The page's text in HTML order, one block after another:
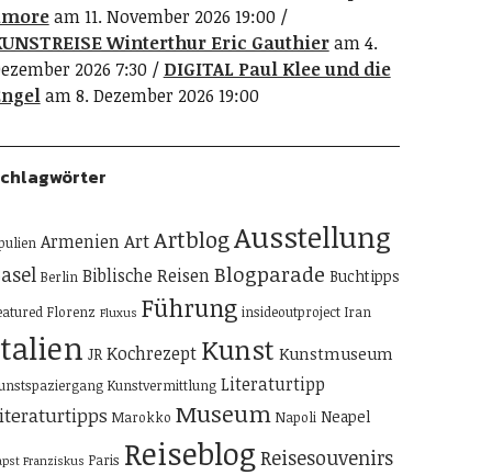
am 11. November 2026 19:00
Winterthur Eric Gauthieram 4.
2026 7:30
DIGITAL Paul Klee und die
am 8. Dezember 2026 19:00
ArmenienArtArtblogAusstellung
Berlin Biblische ReisenBlogparade Buchtipps
Florenz Fluxus Führung insideoutproject Iran
JR Kochrezept Kunst Kunstmuseum
Kunstvermittlung Literaturtipp
Marokko Museum Napoli Neapel
Franziskus Paris Reiseblog Reisesouvenirs